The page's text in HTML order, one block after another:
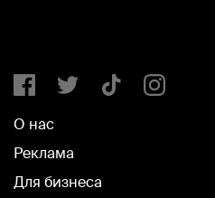
О нас
Реклама
Для бизнеса